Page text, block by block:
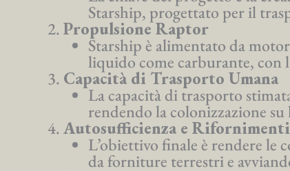
Starship, progettato per il
Propulsione Raptor
Starship è alimentato da
liquido come carburante, con
Capacità di Trasporto Umana
La capacità di trasporto
rendendo la colonizzazione su
Autosufficienza e
L’obiettivo finale è rendere
da forniture terrestri e